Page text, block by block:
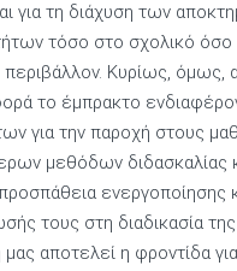
για τη διάχυση των
τόσο στο σχολικό
περιβάλλον. Κυρίως, όμως,
το έμπρακτο
για την παροχή στους
μεθόδων διδασκαλίας
ενεργοποίησης
τους στη διαδικασία
αποτελεί η φροντίδα